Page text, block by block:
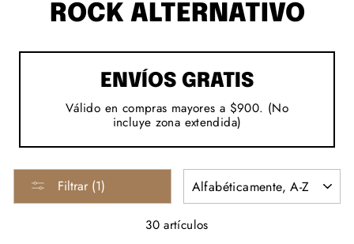
ROCK ALTERNATIVO
ENVÍOS GRATIS
Válido en compras mayores a $900. (No
incluye zona extendida)
Filtrar (1)
30 artículos